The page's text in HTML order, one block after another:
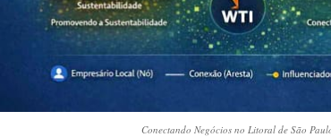
Conectando Negócios no Litoral de São